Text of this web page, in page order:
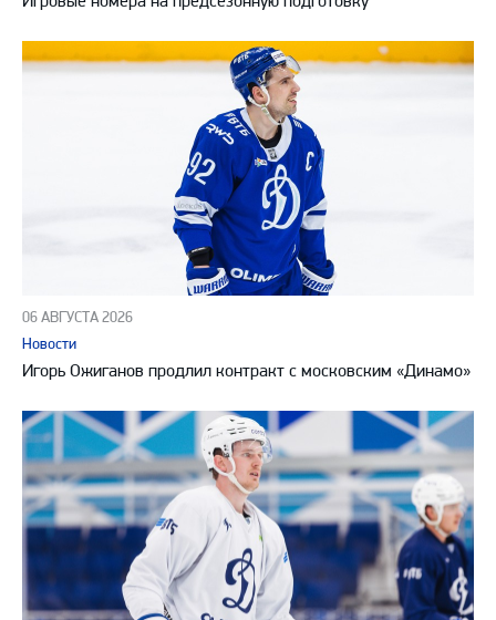
06 АВГУСТА 2026
Новости
Игорь Ожиганов продлил контракт с московским «Динамо»